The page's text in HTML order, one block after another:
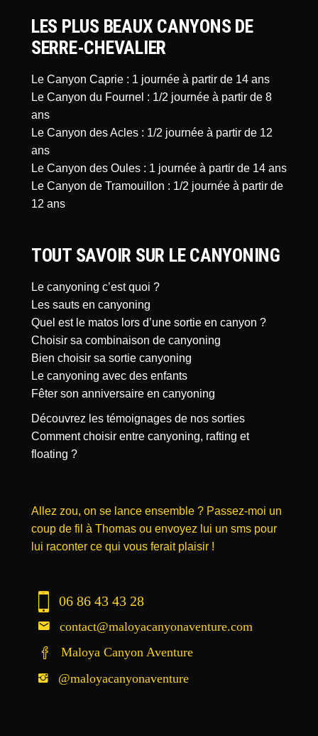
LES PLUS BEAUX CANYONS DE
SERRE-CHEVALIER
Le Canyon Caprie : 1 journée à partir de 14 ans
Le Canyon du Fournel : 1/2 journée à partir de 8
ans
Le Canyon des Acles : 1/2 journée à partir de 12
ans
Le Canyon des Oules : 1 journée à partir de 14 ans
Le Canyon de Tramouillon : 1/2 journée à partir de
12 ans
TOUT SAVOIR SUR LE CANYONING
Le canyoning c’est quoi ?
Les sauts en canyoning
Quel est le matos lors d’une sortie en canyon ?
Choisir sa combinaison de canyoning
Bien choisir sa sortie canyoning
Le canyoning avec des enfants
Fêter son anniversaire en canyoning
Découvrez les témoignages de nos sorties
Comment choisir entre canyoning, rafting et
floating ?
Allez zou, on se lance ensemble ? Passez-moi un
coup de fil à Thomas ou envoyez lui un sms pour
lui raconter ce qui vous ferait plaisir !
06 86 43 43 28
contact@maloyacanyonaventure.com
Maloya Canyon Aventure
@maloyacanyonaventure